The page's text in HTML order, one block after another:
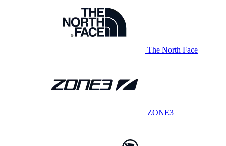
The North Face
ZONE3